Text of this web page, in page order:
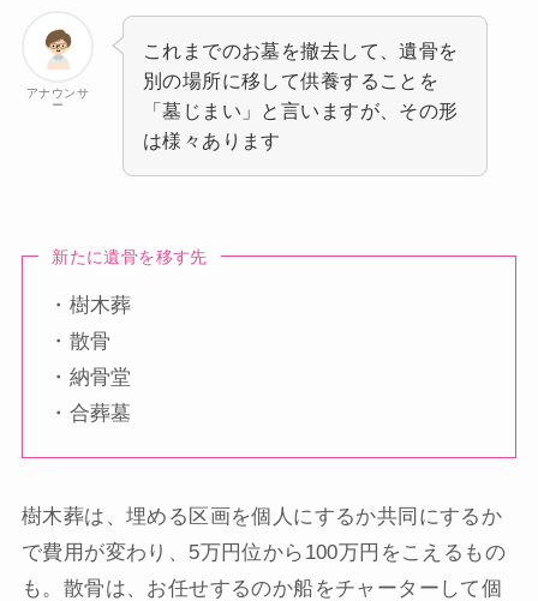
アナウンサ
ー
これまでのお墓を撤去して、遺骨を
別の場所に移して供養することを
「墓じまい」と言いますが、その形
は様々あります
新たに遺骨を移す先
・樹木葬
・散骨
・納骨堂
・合葬墓
樹木葬は、埋める区画を個人にするか共同にするか
で費用が変わり、5万円位から100万円をこえるもの
も。 散骨は、お任せするのか船をチャーターして個